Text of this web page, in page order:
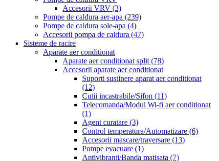
Accesorii VRV (3)
Pompe de caldura aer-apa (239)
Pompe de caldura sole-apa (4)
Accesorii pompa de caldura (47)
Sisteme de racire
Aparate aer conditionat
Aparate aer conditionat split (78)
Accesorii aparate aer conditionat
Suporti sustinere aparat aer conditionat
(12)
Cutii incastrabile/Sifon (11)
Telecomanda/Modul Wi-fi aer conditionat
(1)
Agent curatare (3)
Control temperatura/Automatizare (6)
Accesorii mascare/traversare (13)
Pompe evacuare (1)
Antivibranti/Banda matisata (7)